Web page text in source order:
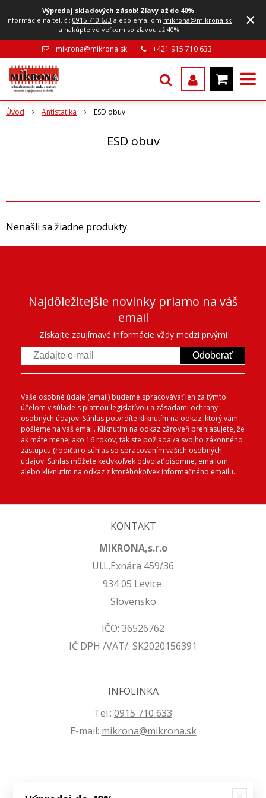
Výpredaj skladových zásob! Zľavy až do 40%.
Informácie na tel. č.:0915 710 633 alebo emailom mikrona@mikrona.sk
a nakúpte vo veľkom so zľavou až 40%
×
mikrona@mikrona.sk +421 915 710 633
Úvod Antistatika ESD obuv
ESD obuv
Nenašli sa žiadne produkty.
Najdôležitejšie novinky priamo na váš
email
Získajte zaujímavé informácie vždy medzi prvými
Odoberať
Vaše osobné údaje (email) budeme spracovávať len za týmto
účelom v súlade s platnou legislatívou a zásadami ochrany
osobných údajov. Súhlas potvrdíte kliknutím na odkaz, ktorý vám
pošleme na váš email. Kliknutím na odkaz zároveň prehlasujete, že
ak máte menej ako 16 rokov, tak ste požiadal/a svojho zákonného
zástupcu (rodiča) o súhlas so spracovaním vašich osobných
údajov. Súhlas môžete kedykoľvek odvolať písomne, emailom
alebo kliknutím na odkaz z ktoréhokoľvek informačného emailu.
KONTAKT
MIKRONA,s.r.o
Ul.L.Exnára 459/36
934 05 Levice
Slovensko
IČO: 36526762
IČ DPH /VAT/: SK2020156391
INFOLINKA
Tel.: 0915 710 633
E-mail: mikrona@mikrona.sk